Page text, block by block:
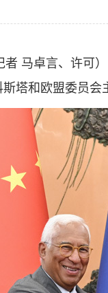
马卓言、许可）
塔和欧盟委员会